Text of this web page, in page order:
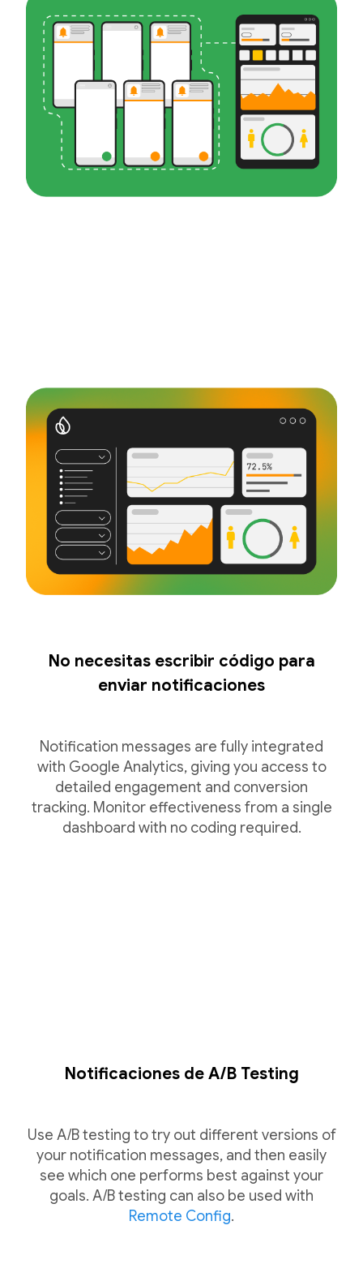
No necesitas escribir código para
enviar notificaciones
Notification messages are fully integrated
with Google Analytics, giving you access to
detailed engagement and conversion
tracking. Monitor effectiveness from a single
dashboard with no coding required.
Notificaciones de A/B Testing
Use A/B testing to try out different versions of
your notification messages, and then easily
see which one performs best against your
goals. A/B testing can also be used with
Remote Config.